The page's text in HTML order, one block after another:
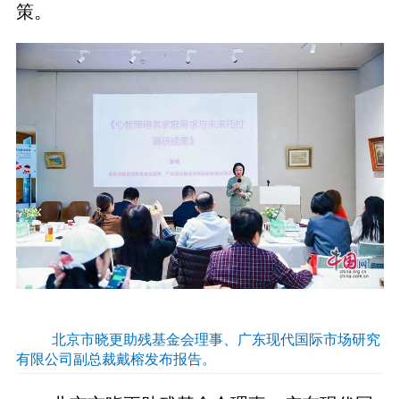
策。
北京市晓更助残基金会理事、广东现代国际市场研究
有限公司副总裁戴榕发布报告。